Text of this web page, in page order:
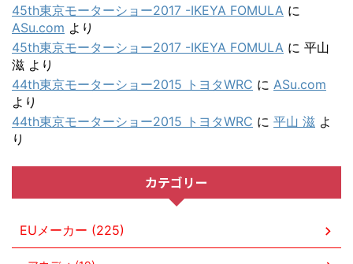
45th東京モーターショー2017 -IKEYA FOMULA に
ASu.com より
45th東京モーターショー2017 -IKEYA FOMULA に 平山
滋 より
44th東京モーターショー2015 トヨタWRC に ASu.com
より
44th東京モーターショー2015 トヨタWRC に 平山 滋 よ
り
カテゴリー
EUメーカー (225)